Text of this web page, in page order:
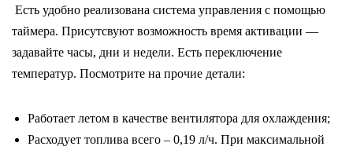
Есть удобно реализована система управления с помощью
таймера. Присутсвуют возможность время активации —
задавайте часы, дни и недели. Есть переключение
температур. Посмотрите на прочие детали:
Работает летом в качестве вентилятора для охлаждения;
Расходует топлива всего – 0,19 л/ч. При максимальной